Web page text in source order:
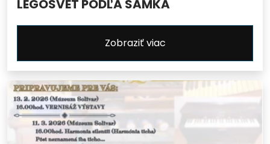
LEGOSVET PODĽA SAMKA
Zobraziť viac